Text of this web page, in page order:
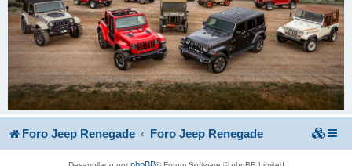
Foro Jeep Renegade Foro Jeep Renegade